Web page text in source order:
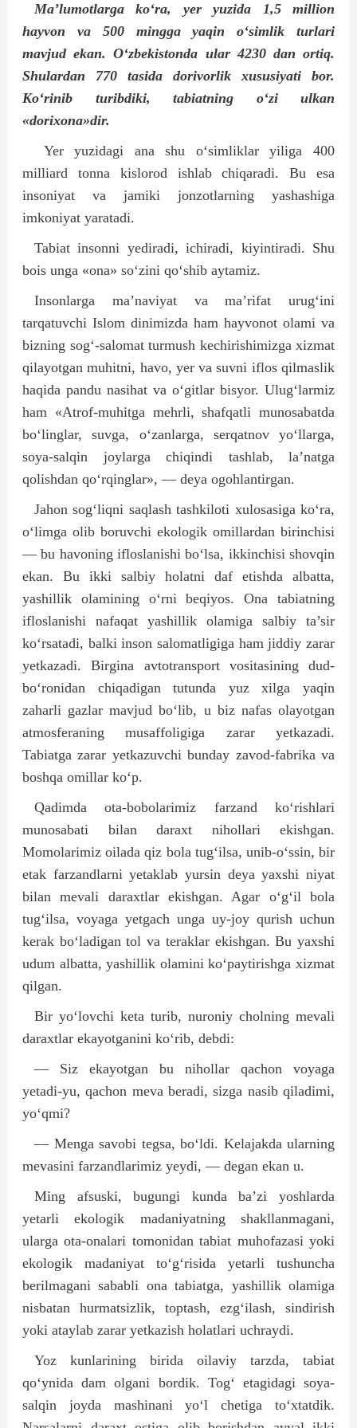
Ma’lumotlarga ko‘ra, yer yuzida 1,5 million
hayvon va 500 mingga yaqin o‘simlik turlari
mavjud ekan. O‘zbekistonda ular 4230 dan ortiq.
Shulardan 770 tasida dorivorlik xususiyati bor.
Ko‘rinib turibdiki, tabiatning o‘zi ulkan
«dorixona»dir.
Yer yuzidagi ana shu o‘simliklar yiliga 400
milliard tonna kislorod ishlab chiqaradi. Bu esa
insoniyat va jamiki jonzotlarning yashashiga
imkoniyat yaratadi.
Tabiat insonni yediradi, ichiradi, kiyintiradi. Shu
bois unga «ona» so‘zini qo‘shib aytamiz.
Insonlarga ma’naviyat va ma’rifat urug‘ini
tarqatuvchi Islom dinimizda ham hayvonot olami va
bizning sog‘-salomat turmush kechirishimizga xizmat
qilayotgan muhitni, havo, yer va suvni iflos qilmaslik
haqida pandu nasihat va o‘gitlar bisyor. Ulug‘larmiz
ham «Atrof-muhitga mehrli, shafqatli munosabatda
bo‘linglar, suvga, o‘zanlarga, serqatnov yo‘llarga,
soya-salqin joylarga chiqindi tashlab, la’natga
qolishdan qo‘rqinglar», — deya ogohlantirgan.
Jahon sog‘liqni saqlash tashkiloti xulosasiga ko‘ra,
o‘limga olib boruvchi ekologik omillardan birinchisi
— bu havoning ifloslanishi bo‘lsa, ikkinchisi shovqin
ekan. Bu ikki salbiy holatni daf etishda albatta,
yashillik olamining o‘rni beqiyos. Ona tabiatning
ifloslanishi nafaqat yashillik olamiga salbiy ta’sir
ko‘rsatadi, balki inson salomatligiga ham jiddiy zarar
yetkazadi. Birgina avtotransport vositasining dud­
bo‘ronidan chiqadigan tutunda yuz xilga yaqin
zaharli gazlar mavjud bo‘lib, u biz nafas olayotgan
atmosferaning musaffoligiga zarar yetkazadi.
Tabiatga zarar yetkazuvchi bunday zavod-fabrika va
boshqa omillar ko‘p.
Qadimda ota-bobolarimiz farzand ko‘rishlari
munosabati bilan daraxt nihollari ekishgan.
Momolarimiz oilada qiz bola tug‘ilsa, unib-o‘ssin, bir
etak farzandlarni yetaklab yursin deya yaxshi niyat
bilan mevali daraxtlar ekishgan. Agar o‘g‘il bola
tug‘ilsa, voyaga yetgach unga uy-joy qurish uchun
kerak bo‘ladigan tol va teraklar ekishgan. Bu yaxshi
udum albatta, yashillik olamini ko‘paytirishga xizmat
qilgan.
Bir yo‘lovchi keta turib, nuroniy cholning mevali
daraxtlar ekayotganini ko‘rib, debdi:
— Siz ekayotgan bu nihollar qachon voyaga
yetadi-yu, qachon meva beradi, sizga nasib qiladimi,
yo‘qmi?
— Menga savobi tegsa, bo‘ldi. Kelajakda ularning
mevasini farzandlarimiz yeydi, — degan ekan u.
Ming afsuski, bugungi kunda ba’zi yoshlarda
yetarli ekologik madaniyatning shakllanmagani,
ularga ota-onalari tomonidan tabiat muhofazasi yoki
ekologik madaniyat to‘g‘risida yetarli tushuncha
berilmagani sababli ona tabiatga, yashillik olamiga
nisbatan hurmatsizlik, toptash, ezg‘ilash, sindirish
yoki ataylab zarar yetkazish holatlari uchraydi.
Yoz kunlarining birida oi­laviy tarzda, tabiat
qo‘ynida dam olgani bordik. Tog‘ etagidagi soya-
salqin joyda mashinani yo‘l chetiga to‘xtatdik.